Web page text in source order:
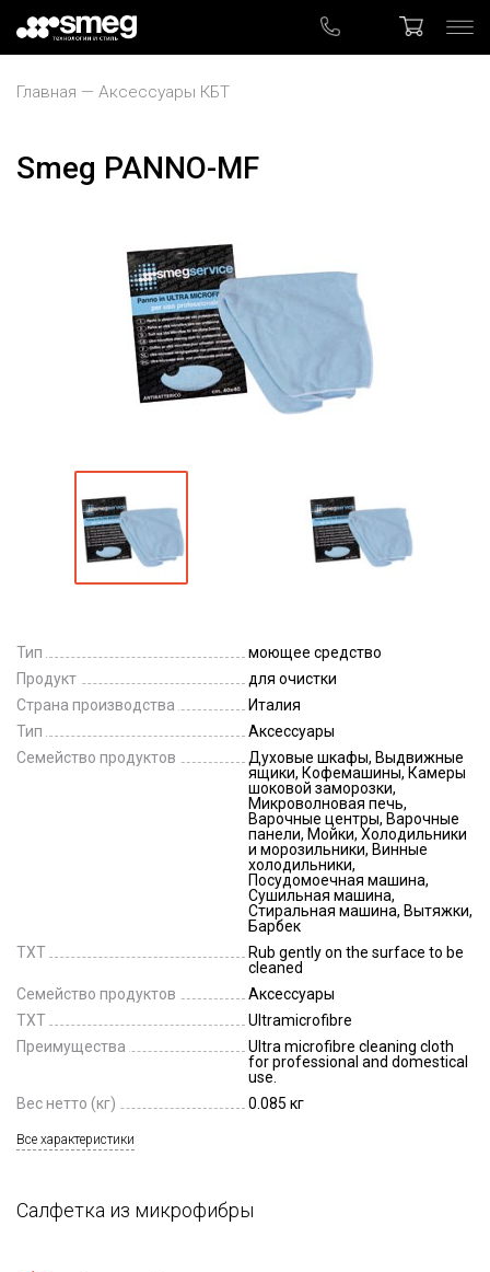
Главная Аксессуары КБТ
Smeg PANNO-MF
Тип
моющее средство
Продукт
для очистки
Страна производства
Италия
Тип
Аксессуары
Семейство продуктов
Духовые шкафы, Выдвижные
ящики, Кофемашины, Камеры
шоковой заморозки,
Микроволновая печь,
Варочные центры, Варочные
панели, Мойки, Холодильники
и морозильники, Винные
холодильники,
Посудомоечная машина,
Сушильная машина,
Стиральная машина, Вытяжки,
Барбек
TXT
Rub gently on the surface to be
cleaned
Семейство продуктов
Аксессуары
TXT
Ultramicrofibre
Преимущества
Ultra microfibre cleaning cloth
for professional and domestical
use.
Вес нетто (кг)
0.085 кг
Все характеристики
Салфетка из микрофибры